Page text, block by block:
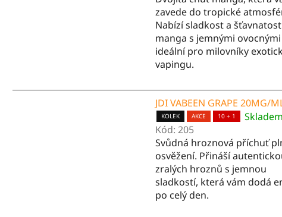
zavede do tropické
Nabízí sladkost a šťavnatost
manga s jemnými
ideální pro milovníky
vapingu.
JDI VABEEN GRAPE 20MG/
KOLEK AKCE 10 + 1
Skladem
Kód: 205
Svůdná hroznová příchuť
osvěžení. Přináší
zralých hroznů s jemnou
sladkostí, která vám dodá
po celý den.